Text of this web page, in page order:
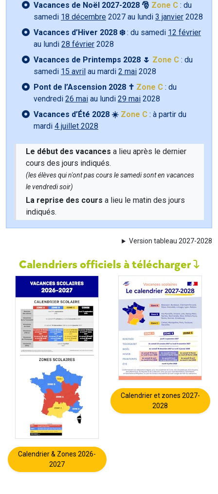
Vacances de Noël 2027-2028 🎅 Zone C : du
samedi 18 décembre 2027 au lundi 3 janvier 2028
Vacances d’Hiver 2028 ❄️: du samedi 12 février
au lundi 28 février 2028
Vacances de Printemps 2028 🌷 Zone C : du
samedi 15 avril au mardi 2 mai 2028
Pont de l’Ascension 2028 ✝️ Zone C : du
vendredi 26 mai au lundi 29 mai 2028
Vacances d’Été 2028 ☀️ Zone C : à partir du
mardi 4 juillet 2028
Le début des vacances a lieu après le dernier
cours des jours indiqués.
(les élèves qui n'ont pas cours le samedi sont en vacances
le vendredi soir)
La reprise des cours a lieu le matin des jours
indiqués.
Version tableau 2027-2028
Calendriers officiels à télécharger
Calendrier & Zones 2026-
2027
Calendrier et zones 2027-
2028